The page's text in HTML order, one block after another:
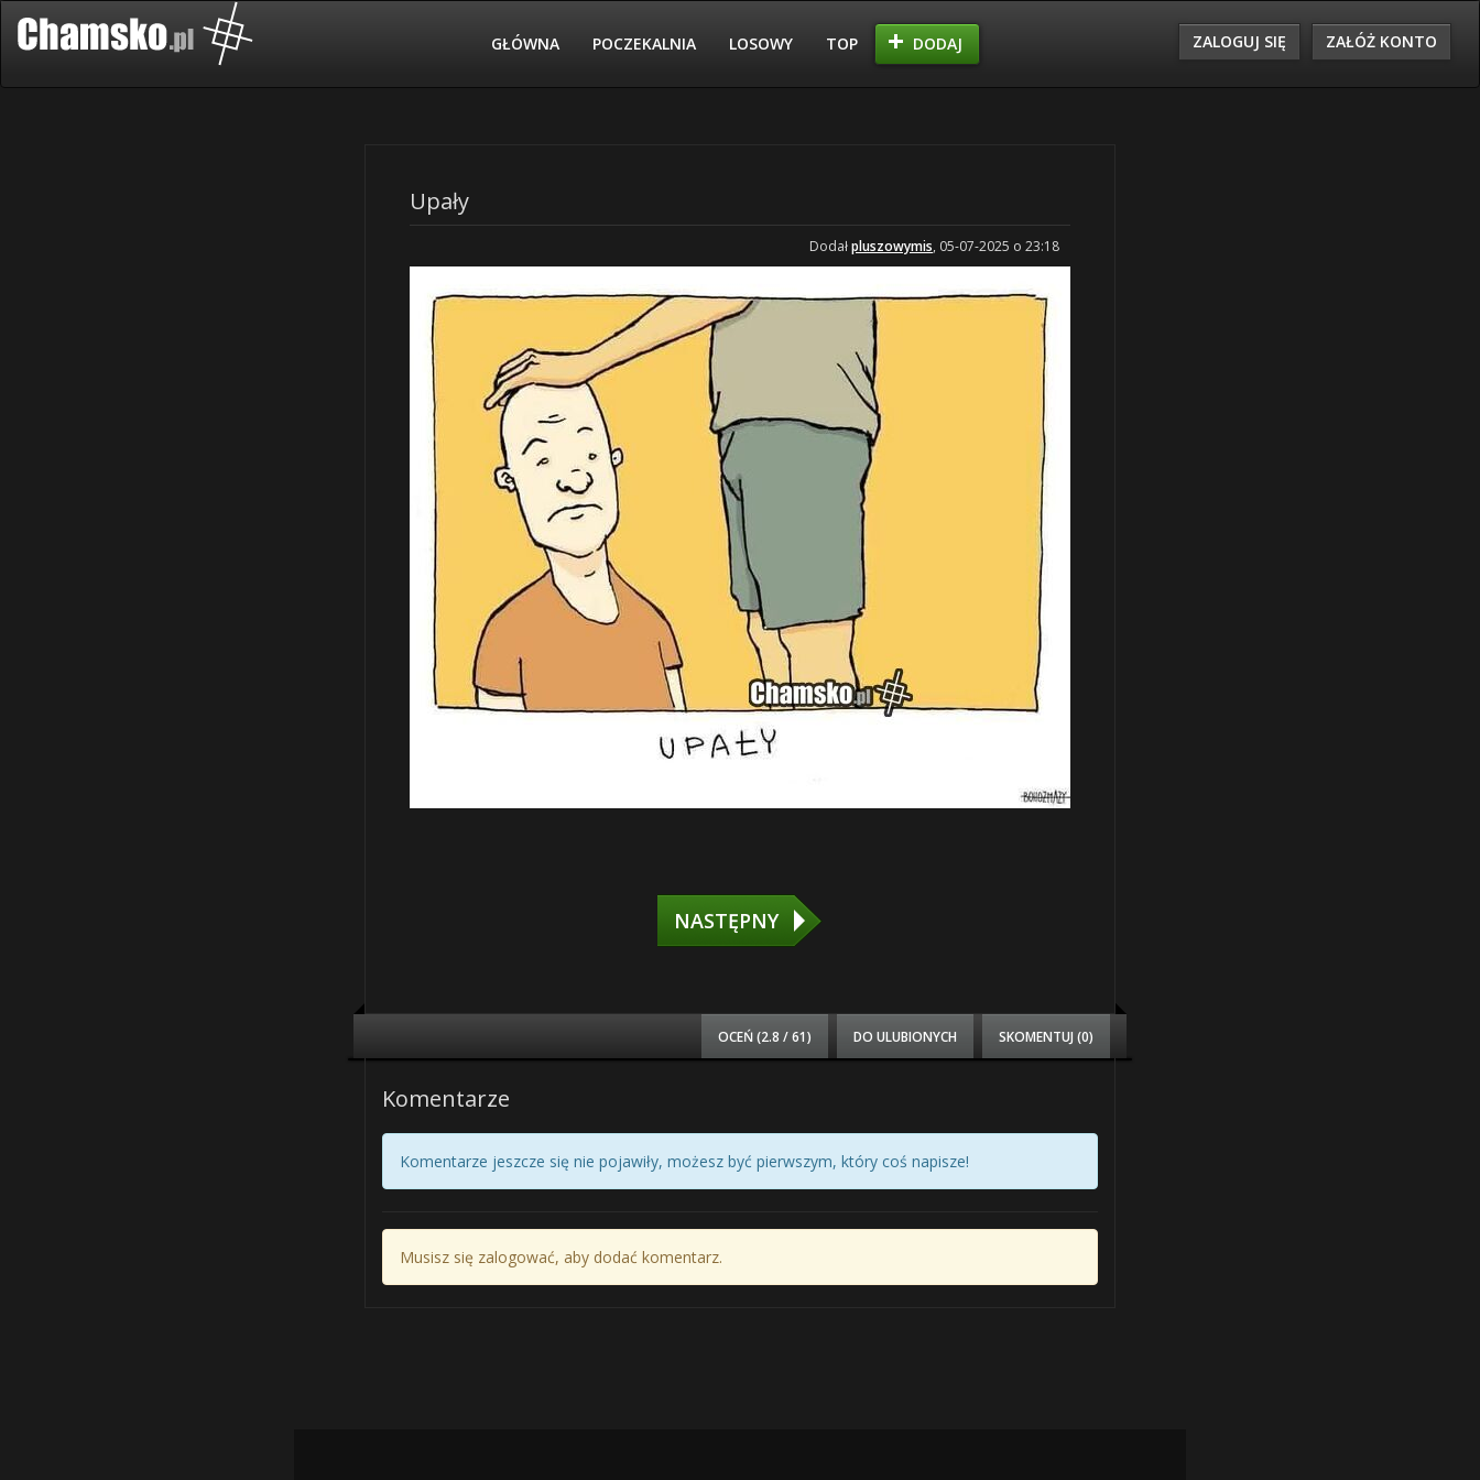
GŁÓWNA POCZEKALNIA LOSOWY TOP DODAJ ZALOGUJ SIĘ ZAŁÓŻ KONTO
Upały
Dodałpluszowymis, 05-07-2025 o 23:18
NASTĘPNY
OCEŃ (2.8 / 61) DO ULUBIONYCH SKOMENTUJ (0)
Komentarze
Komentarze jeszcze się nie pojawiły, możesz być pierwszym, który coś napisze!
Musisz się zalogować, aby dodać komentarz.